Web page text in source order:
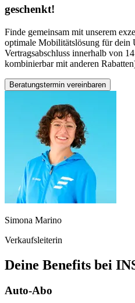
geschenkt!
Finde gemeinsam mit unserem
optimale Mobilitätslösung für dein
Vertragsabschluss innerhalb von
kombinierbar mit anderen
Beratungstermin vereinbaren
Simona Marino
Verkaufsleiterin
Deine Benefits bei
Auto-Abo